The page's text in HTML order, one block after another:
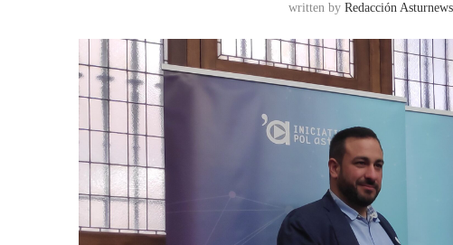
written byRedacción Asturnews